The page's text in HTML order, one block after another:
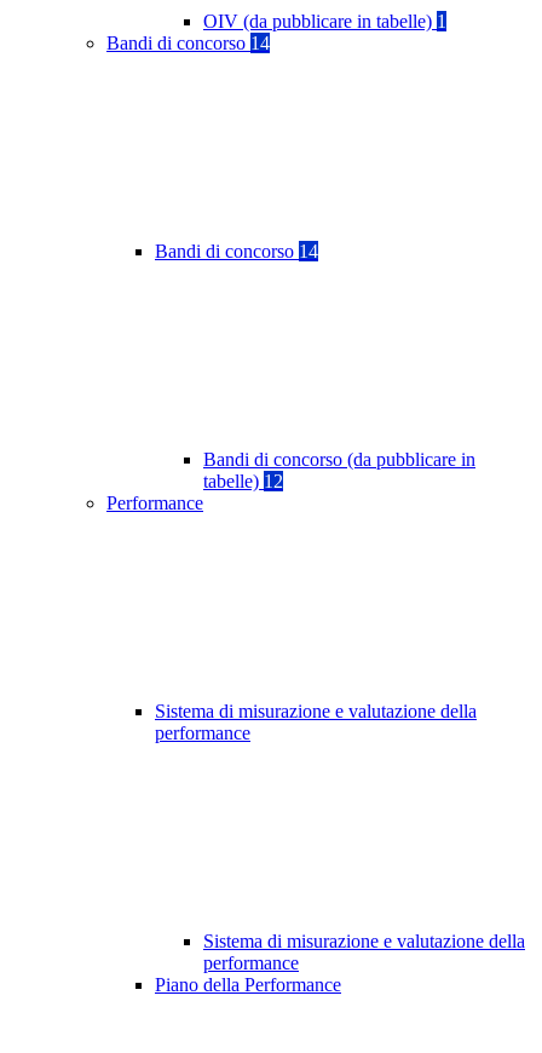
OIV (da pubblicare in tabelle) 1
Bandi di concorso 14
Bandi di concorso 14
Bandi di concorso (da pubblicare in
tabelle) 12
Performance
Sistema di misurazione e valutazione della
performance
Sistema di misurazione e valutazione della
performance
Piano della Performance